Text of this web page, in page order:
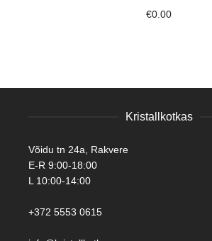
€0.00
Kristallkotkas
Võidu tn 24a, Rakvere
E-R 9:00-18:00
L 10:00-14:00
+372 5553 0615